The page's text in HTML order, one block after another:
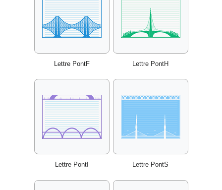
Lettre PontF Lettre PontH
Lettre PontI Lettre PontS